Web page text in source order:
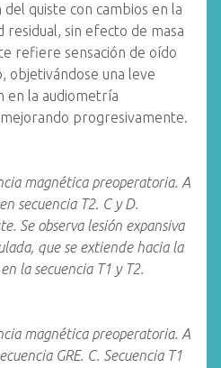
quiste con cambios en la
residual, sin efecto de masa
refiere sensación de oído
objetivándose una leve
en la audiometría
progresivamente.
magnética preoperatoria. A
secuencia T2. C y D.
Se observa lesión expansiva
que se extiende hacia la
la secuencia T1 y T2.
magnética preoperatoria. A
GRE. C. Secuencia T1